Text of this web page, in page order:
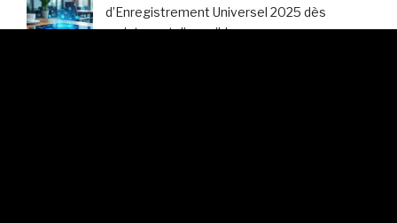
d’Enregistrement Universel 2025 dès
maintenant disponible